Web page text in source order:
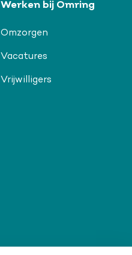
Werken bij Omring
Omzorgen
Vacatures
Vrijwilligers